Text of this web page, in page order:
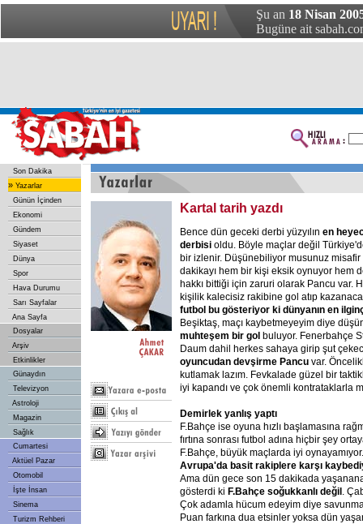
Şu an 18 Nisan
Bugüne ait
Son Dakika
» Yazarlar
Günün İçinden
Ekonomi
Gündem
Siyaset
Dünya
Spor
Hava Durumu
Sarı Sayfalar
Ana Sayfa
Dosyalar
Arşiv
Etkinlikler
Günaydın
Televizyon
Astroloji
Magazin
Sağlık
Cumartesi
Aktüel Pazar
Otomobil
İşte İnsan
Sinema
Turizm Rehberi
Kartal tarih yazdı
Bence dün geceki derbi yüzyılın en
derbisi oldu. Böyle maçlar değil
bir izlenir. Düşünebiliyor musunuz
dakikayı hem bir kişi eksik oynuyor hem
hakkı bittiği için zaruri olarak Pancu var.
kişilik kalecisiz rakibine gol atıp
futbol bu gösteriyor ki dünyanın en
Beşiktaş, maçı kaybetmeyeyim diye
muhteşem bir gol buluyor. Fenerbahçe
Daum dahil herkes sahaya girip şut
oyuncudan devşirme Pancu var.
kutlamak lazım. Fevkalade güzel bir
iyi kapandı ve çok önemli kontrataklarla
Demirlek yanlış yaptı
F.Bahçe ise oyuna hızlı başlamasına
fırtına sonrası futbol adına hiçbir şey
F.Bahçe, büyük maçlarda iyi
Avrupa'da basit rakiplere karşı
Ama dün gece son 15 dakikada
gösterdi ki F.Bahçe soğukkanlı değil .
Çok adamla hücum edeyim diye
Puan farkına dua etsinler yoksa dün